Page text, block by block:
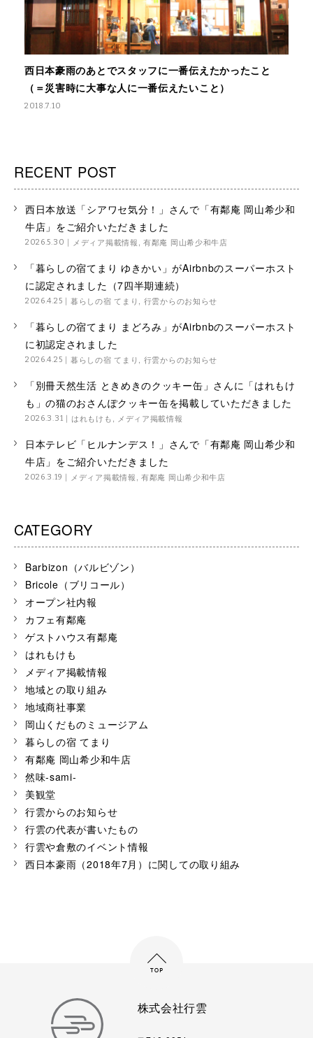
西日本豪雨のあとでスタッフに一番伝えたかったこと
（＝災害時に大事な人に一番伝えたいこと）
2018.7.10
RECENT POST
西日本放送「シアワセ気分！」さんで「有鄰庵 岡山希少和
牛店」をご紹介いただきました
2026.5.30 メディア掲載情報,有鄰庵 岡山希少和牛店
「暮らしの宿てまり ゆきかい」がAirbnbのスーパーホスト
に認定されました（7四半期連続）
2026.4.25 暮らしの宿 てまり , 行雲からのお知らせ
「暮らしの宿てまり まどろみ」がAirbnbのスーパーホスト
に初認定されました
2026.4.25 暮らしの宿 てまり , 行雲からのお知らせ
「別冊天然生活 ときめきのクッキー缶」さんに「はれもけ
も」の猫のおさんぽクッキー缶を掲載していただきました
2026.3.31 はれもけも , メディア掲載情報
日本テレビ「ヒルナンデス！」さんで「有鄰庵 岡山希少和
牛店」をご紹介いただきました
2026.3.19 メディア掲載情報,有鄰庵 岡山希少和牛店
CATEGORY
Barbizon（バルビゾン）
Bricole（ブリコール）
オープン社内報
カフェ有鄰庵
ゲストハウス有鄰庵
はれもけも
メディア掲載情報
地域との取り組み
地域商社事業
岡山くだものミュージアム
暮らしの宿 てまり
有鄰庵 岡山希少和牛店
然味-sami-
美観堂
行雲からのお知らせ
行雲の代表が書いたもの
行雲や倉敷のイベント情報
西日本豪雨（2018年7月）に関しての取り組み
株式会社行雲